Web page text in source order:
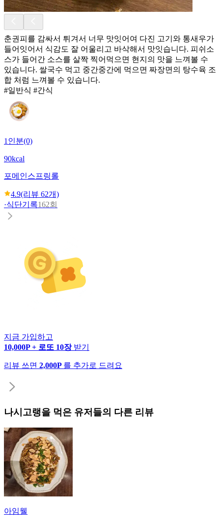
춘권피를 감싸서 튀겨서 너무 맛잇어여 다진 고기와 통새우가
들어잇어서 식감도 잘 어울리고 바삭해서 맛잇습니다. 피쉬소
스가 들어간 소스를 살짝 찍어먹으면 현지의 맛을 느껴볼 수
있습니다. 쌀국수 먹고 중간중간에 먹으면 짜장면의 탕수육 조
합 처럼 느껴볼 수 있습니다.
#일반식 #간식
1인분(0)
90kcal
포메인스프링롤
4.9(리뷰 62개)
·식단기록162회
지금 가입하고
10,000P + 로또 10장 받기
리뷰 쓰면 2,000P 를 추가로 드려요
나시고랭을 먹은 유저들의 다른 리뷰
아임웰